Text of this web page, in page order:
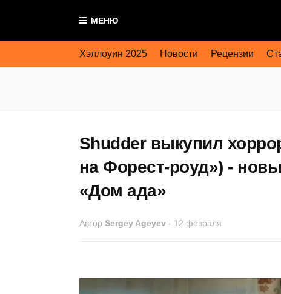
МЕНЮ
Хэллоуин 2025 Новости Рецензии
Shudder выкупил
на Форест-роуд») -
«Дом ада»
Автор Sergey Ageyev - 12 февраля